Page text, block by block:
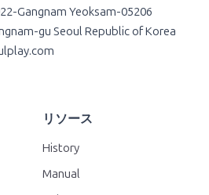
Gangnam Yeoksam-05206
gu Seoul Republic of Korea
リソース
History
Manual